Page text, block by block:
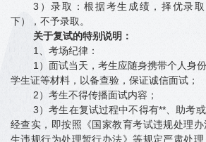
3 ）录取：根据考生成绩，择优录
下），不予录取。
关于复试的特别说明：
1、考场纪律：
1）面试当天，考生应随身携带个人身
学生证等材料，以备查验，保证诚信面试；
2）考生不得传播面试内容；
3）考生在复试过程中不得有**、助考
经查实，即按照《国家教育考试违规处理
生违规行为处理暂行办法》等规定严肃处